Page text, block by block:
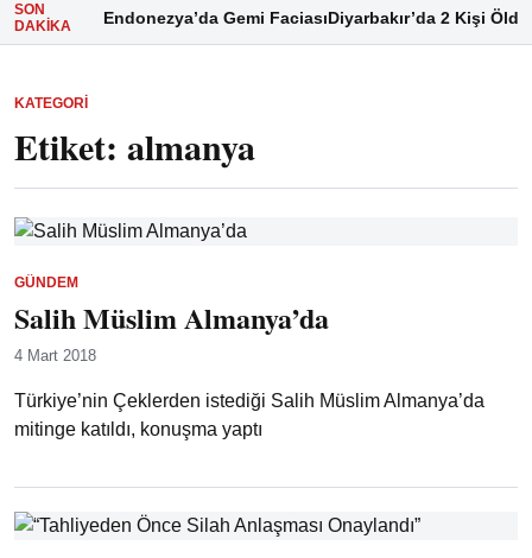
SON
DAKIKA
Endonezya’da Gemi FaciasıDiyarbakır’da 2 Kişi Öldü
KATEGORI
Etiket: almanya
GÜNDEM
Salih Müslim Almanya’da
4 Mart 2018
Türkiye’nin Çeklerden istediği Salih Müslim Almanya’da
mitinge katıldı, konuşma yaptı